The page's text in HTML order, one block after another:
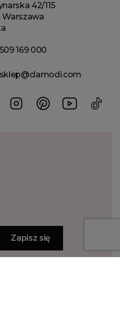
42/115
Warszawa
509 169 000
sklep@clamodi.com